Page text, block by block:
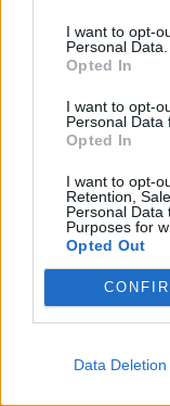
I want to opt-
Personal Data.
Opted In
I want to opt-
Personal Data
Opted In
I want to opt-
Retention,
Personal Data
Purposes for
Opted Out
Data Deletion
Νέα